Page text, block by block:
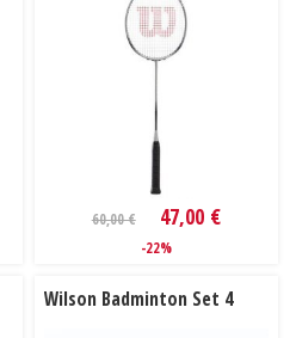
60,00 € 47,00 €
-22%
Wilson Badminton Set 4